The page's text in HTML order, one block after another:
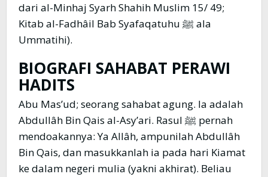
dari al-Minhaj Syarh Shahih Muslim 15/ 49;
Kitab al-Fadhâil Bab Syafaqatuhu ﷺ ala
Ummatihi).
BIOGRAFI SAHABAT PERAWI
HADITS
Abu Mas’ud; seorang sahabat agung. Ia adalah
Abdullâh Bin Qais al-Asy’ari. Rasul ﷺ pernah
mendoakannya: Ya Allâh, ampunilah Abdullâh
Bin Qais, dan masukkanlah ia pada hari Kiamat
ke dalam negeri mulia (yakni akhirat). Beliau